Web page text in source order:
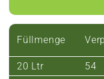
Füllmenge
20 Ltr
54